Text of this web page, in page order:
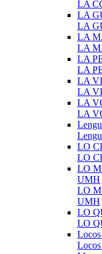
LA
LA
LA
LA
LA
LA
LA
LA
LA
LA
LA
LO
LO
LO
UMH
LO
UMH
LO
LO